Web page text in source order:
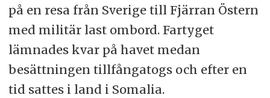
på en resa från Sverige till Fjärran Östern
med militär last ombord. Fartyget
lämnades kvar på havet medan
besättningen tillfångatogs och efter en
tid sattes i land i Somalia.